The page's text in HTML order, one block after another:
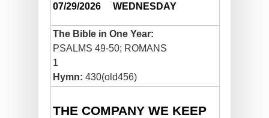
07/29/2026WEDNESDAY
The Bible in One Year:
PSALMS 49-50; ROMANS
1
Hymn: 430(old456)
THE COMPANY WE KEEP